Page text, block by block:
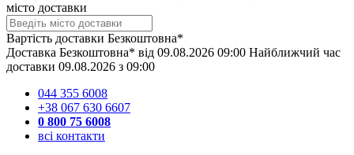
місто доставки
Вартість доставки Безкоштовна*
Доставка Безкоштовна* від 09.08.2026 09:00 Найближчий час
доставки 09.08.2026 з 09:00
044 355 6008
+38 067 630 6607
0 800 75 6008
всі контакти